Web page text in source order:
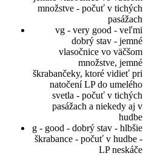
množstve - počuť v tichých
pasážach
vg - very good - veľmi
dobrý stav - jemné
vlasočnice vo väčšom
množstve, jemné
škrabančeky, ktoré vidieť pri
natočení LP do umelého
svetla - počuť v tichých
pasážach a niekedy aj v
hudbe
g - good - dobrý stav - hlbšie
škrabance - počuť v hudbe -
LP neskáče